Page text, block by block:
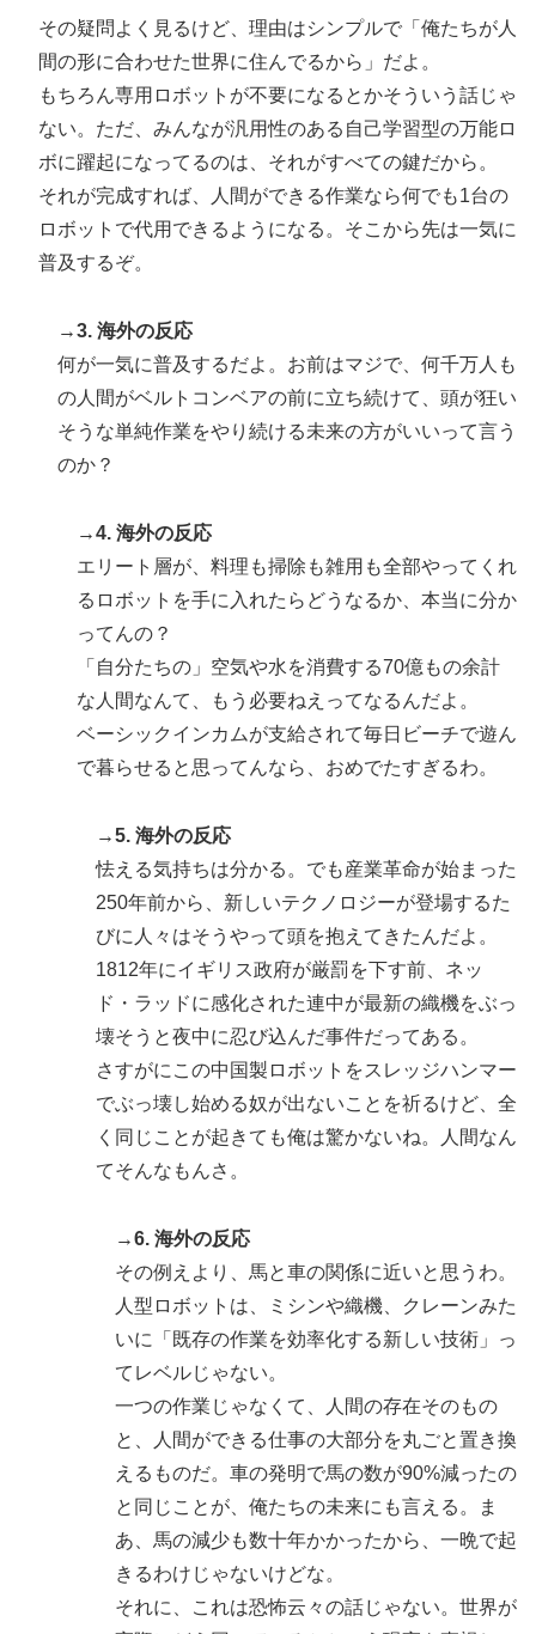
その疑問よく見るけど、理由はシンプルで「俺たちが人
間の形に合わせた世界に住んでるから」だよ。
もちろん専用ロボットが不要になるとかそういう話じゃ
ない。ただ、みんなが汎用性のある自己学習型の万能ロ
ボに躍起になってるのは、それがすべての鍵だから。
それが完成すれば、人間ができる作業なら何でも1台の
ロボットで代用できるようになる。そこから先は一気に
普及するぞ。
→3. 海外の反応
何が一気に普及するだよ。お前はマジで、何千万人も
の人間がベルトコンベアの前に立ち続けて、頭が狂い
そうな単純作業をやり続ける未来の方がいいって言う
のか？
→4. 海外の反応
エリート層が、料理も掃除も雑用も全部やってくれ
るロボットを手に入れたらどうなるか、本当に分か
ってんの？
「自分たちの」空気や水を消費する70億もの余計
な人間なんて、もう必要ねえってなるんだよ。
ベーシックインカムが支給されて毎日ビーチで遊ん
で暮らせると思ってんなら、おめでたすぎるわ。
→5. 海外の反応
怯える気持ちは分かる。でも産業革命が始まった
250年前から、新しいテクノロジーが登場するた
びに人々はそうやって頭を抱えてきたんだよ。
1812年にイギリス政府が厳罰を下す前、ネッ
ド・ラッドに感化された連中が最新の織機をぶっ
壊そうと夜中に忍び込んだ事件だってある。
さすがにこの中国製ロボットをスレッジハンマー
でぶっ壊し始める奴が出ないことを祈るけど、全
く同じことが起きても俺は驚かないね。人間なん
てそんなもんさ。
→6. 海外の反応
その例えより、馬と車の関係に近いと思うわ。
人型ロボットは、ミシンや織機、クレーンみた
いに「既存の作業を効率化する新しい技術」っ
てレベルじゃない。
一つの作業じゃなくて、人間の存在そのもの
と、人間ができる仕事の大部分を丸ごと置き換
えるものだ。車の発明で馬の数が90%減ったの
と同じことが、俺たちの未来にも言える。ま
あ、馬の減少も数十年かかったから、一晩で起
きるわけじゃないけどな。
それに、これは恐怖云々の話じゃない。世界が